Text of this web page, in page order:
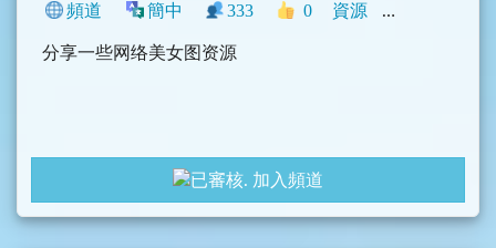
頻道 簡中 333 0 資源 中文圈
分享一些网络美女图资源
加入頻道